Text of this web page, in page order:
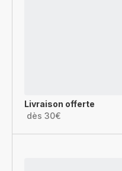
Livraison offerte
dès 30€